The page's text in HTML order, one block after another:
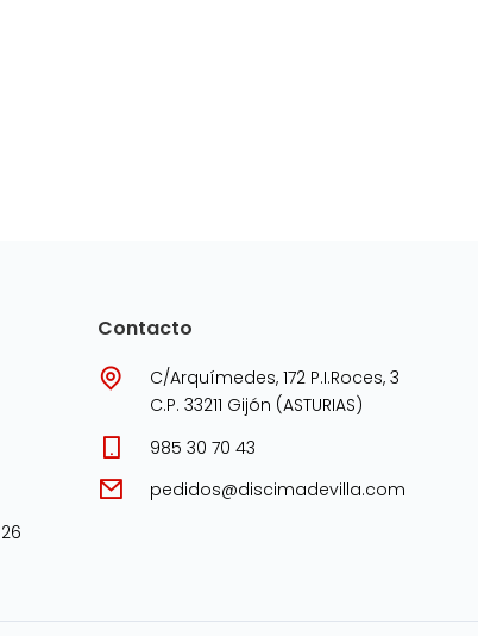
Contacto
C/Arquímedes, 172 P.I.Roces, 3
C.P. 33211 Gijón (ASTURIAS)
985 30 70 43
pedidos@discimadevilla.com